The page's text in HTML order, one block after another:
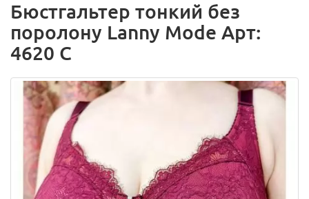
Бюстгальтер тонкий без
поролону Lanny Mode Арт:
4620 C